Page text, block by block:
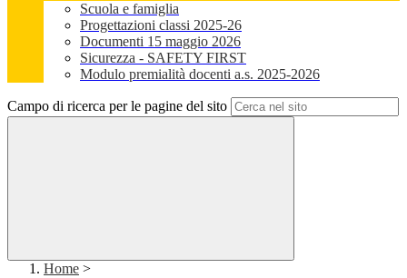
Scuola e famiglia
Progettazioni classi 2025-26
Documenti 15 maggio 2026
Sicurezza - SAFETY FIRST
Modulo premialità docenti a.s. 2025-2026
Campo di ricerca per le pagine del sito
Home >